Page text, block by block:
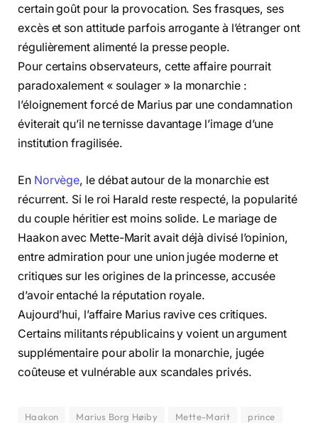
certain goût pour la provocation. Ses frasques, ses
excès et son attitude parfois arrogante à l’étranger ont
régulièrement alimenté la presse people.
Pour certains observateurs, cette affaire pourrait
paradoxalement « soulager » la monarchie :
l’éloignement forcé de Marius par une condamnation
éviterait qu’il ne ternisse davantage l’image d’une
institution fragilisée.
En Norvège, le débat autour de la monarchie est
récurrent. Si le roi Harald reste respecté, la popularité
du couple héritier est moins solide. Le mariage de
Haakon avec Mette-Marit avait déjà divisé l’opinion,
entre admiration pour une union jugée moderne et
critiques sur les origines de la princesse, accusée
d’avoir entaché la réputation royale.
Aujourd’hui, l’affaire Marius ravive ces critiques.
Certains militants républicains y voient un argument
supplémentaire pour abolir la monarchie, jugée
coûteuse et vulnérable aux scandales privés.
Haakon Marius Borg Høiby Mette-Marit prince